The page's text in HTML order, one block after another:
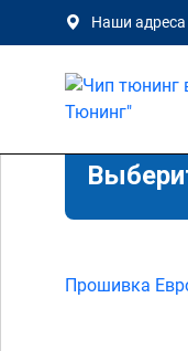
Наши адреса
Прошивка